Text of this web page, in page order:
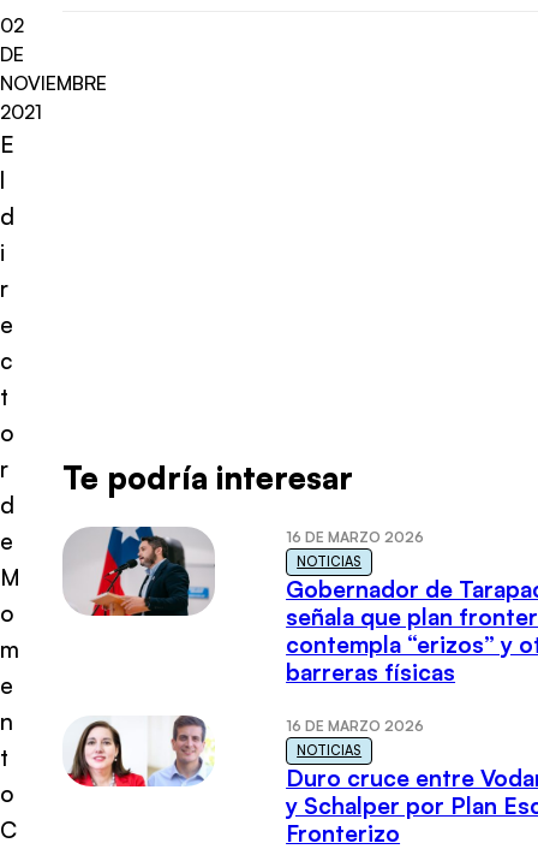
02
DE
NOVIEMBRE
2021
E
l
d
i
r
e
c
t
o
r
d
e
M
o
m
e
n
t
o
C
Te podría interesar
16 DE MARZO 2026
NOTICIAS
Gobernador de
señala que plan
contempla “erizos” y
barreras físicas
16 DE MARZO 2026
NOTICIAS
Duro cruce entre
y Schalper por Plan
Fronterizo